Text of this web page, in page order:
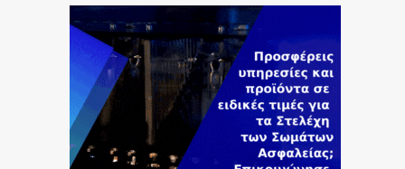
ΑΣΤΥΝΟΜΙΚΟ ΡΕΠΟΡΤΑΖ